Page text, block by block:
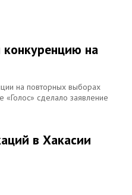
конкуренцию на
на повторных выборах
сделало заявление
в Хакасии